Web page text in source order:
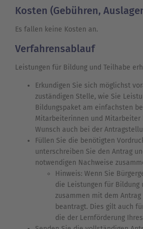
Kosten (Gebühren,
Es fallen keine Kosten an.
Verfahrensablauf
Leistungen für Bildung und Teilhabe
Erkundigen Sie sich möglichst
zuständigen Stelle, wie Sie
Bildungspaket am einfachsten
Mitarbeiterinnen und Mitarbeiter
Wunsch auch bei der
Füllen Sie die benötigten
unterschreiben Sie den Antrag
notwendigen Nachweise
Hinweis: Wenn Sie
die Leistungen für Bildung
zusammen mit dem Antrag
beantragt. Dies gilt auch
die der Lernförderung